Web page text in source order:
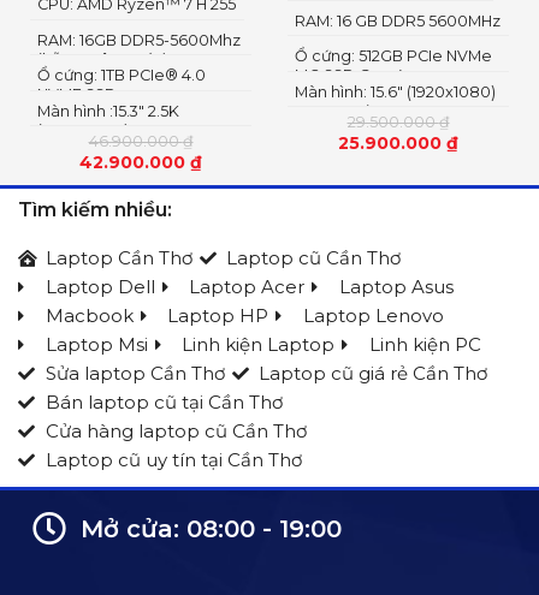
46.900.000₫
42.900.000 ₫
Màn hình :15.3" 2.5K
(2560x1600) OLED
Ổ cứng: 1TB PCIe® 4.0
NVME SSD
RAM: 16GB DDR5-5600Mhz
(hỗ trợ nâng cấp)
CPU: AMD Ryzen™ 7 H 255
29.500.000₫
25.900.000 ₫
Màn hình: 15.6" (1920x1080)
IPS, 300nits
Ổ cứng: 512GB PCIe NVMe
M.2 SSD Gen 4
RAM: 16 GB DDR5 5600MHz
Tìm kiếm nhiều:
Laptop Cần Thơ
Laptop cũ Cần Thơ
Laptop Dell
Laptop Acer
Laptop Asus
Macbook
Laptop HP
Laptop Lenovo
Laptop Msi
Linh kiện Laptop
Linh kiện PC
Sửa laptop Cần Thơ
Laptop cũ giá rẻ Cần Thơ
Bán laptop cũ tại Cần Thơ
Cửa hàng laptop cũ Cần Thơ
Laptop cũ uy tín tại Cần Thơ
Mở cửa: 08:00 - 19:00